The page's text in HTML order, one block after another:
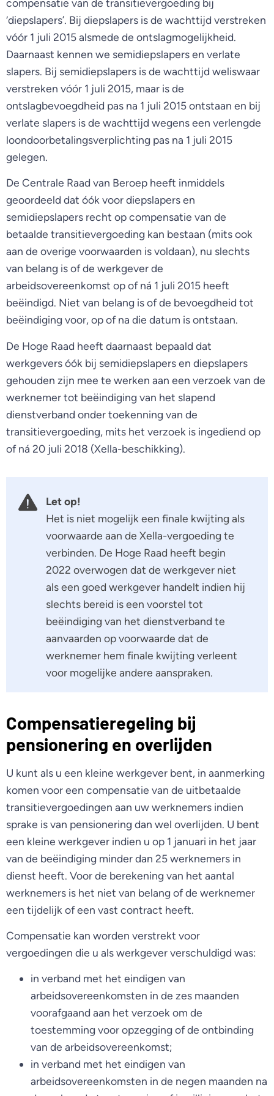
compensatie van de transitievergoeding bij
‘diepslapers’. Bij diepslapers is de wachttijd verstreken
vóór 1 juli 2015 alsmede de ontslagmogelijkheid.
Daarnaast kennen we semidiepslapers en verlate
slapers. Bij semidiepslapers is de wachttijd weliswaar
verstreken vóór 1 juli 2015, maar is de
ontslagbevoegdheid pas na 1 juli 2015 ontstaan en bij
verlate slapers is de wachttijd wegens een verlengde
loondoorbetalingsverplichting pas na 1 juli 2015
gelegen.
De Centrale Raad van Beroep heeft inmiddels
geoordeeld dat óók voor diepslapers en
semidiepslapers recht op compensatie van de
betaalde transitievergoeding kan bestaan (mits ook
aan de overige voorwaarden is voldaan), nu slechts
van belang is of de werkgever de
arbeidsovereenkomst op of ná 1 juli 2015 heeft
beëindigd. Niet van belang is of de bevoegdheid tot
beëindiging voor, op of na die datum is ontstaan.
De Hoge Raad heeft daarnaast bepaald dat
werkgevers óók bij semidiepslapers en diepslapers
gehouden zijn mee te werken aan een verzoek van de
werknemer tot beëindiging van het slapend
dienstverband onder toekenning van de
transitievergoeding, mits het verzoek is ingediend op
of ná 20 juli 2018 (Xella-beschikking).
Let op!
Het is niet mogelijk een finale kwijting als
voorwaarde aan de Xella-vergoeding te
verbinden. De Hoge Raad heeft begin
2022 overwogen dat de werkgever niet
als een goed werkgever handelt indien hij
slechts bereid is een voorstel tot
beëindiging van het dienstverband te
aanvaarden op voorwaarde dat de
werknemer hem finale kwijting verleent
voor mogelijke andere aanspraken.
Compensatieregeling bij
pensionering en overlijden
U kunt als u een kleine werkgever bent, in aanmerking
komen voor een compensatie van de uitbetaalde
transitievergoedingen aan uw werknemers indien
sprake is van pensionering dan wel overlijden. U bent
een kleine werkgever indien u op 1 januari in het jaar
van de beëindiging minder dan 25 werknemers in
dienst heeft. Voor de berekening van het aantal
werknemers is het niet van belang of de werknemer
een tijdelijk of een vast contract heeft.
Compensatie kan worden verstrekt voor
vergoedingen die u als werkgever verschuldigd was:
in verband met het eindigen van
arbeidsovereenkomsten in de zes maanden
voorafgaand aan het verzoek om de
toestemming voor opzegging of de ontbinding
van de arbeidsovereenkomst;
in verband met het eindigen van
arbeidsovereenkomsten in de negen maanden na